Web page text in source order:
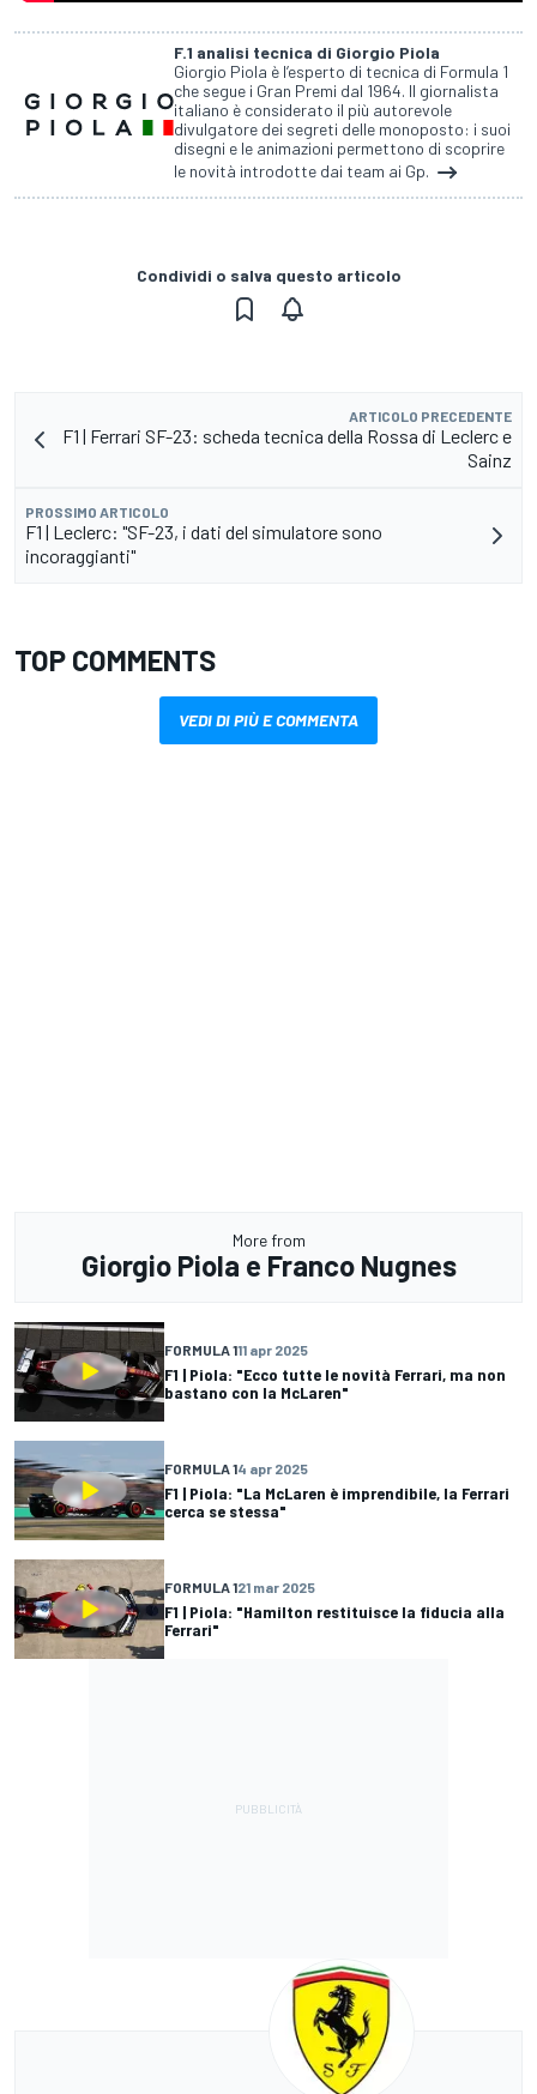
F.1 analisi tecnica di Giorgio Piola
Giorgio Piola è l’esperto di tecnica di Formula 1
che segue i Gran Premi dal 1964. Il giornalista
italiano è considerato il più autorevole
divulgatore dei segreti delle monoposto: i suoi
disegni e le animazioni permettono di scoprire
le novità introdotte dai team ai Gp.
Condividi o salva questo articolo
ARTICOLO PRECEDENTE
F1 | Ferrari SF-23: scheda tecnica della Rossa di Leclerc e
Sainz
PROSSIMO ARTICOLO
F1 | Leclerc: "SF-23, i dati del simulatore sono
incoraggianti"
TOP COMMENTS
VEDI DI PIÙ E COMMENTA
More from
Giorgio Piola e Franco Nugnes
FORMULA 111 apr 2025
F1 | Piola: "Ecco tutte le novità Ferrari, ma non
bastano con la McLaren"
FORMULA 14 apr 2025
F1 | Piola: "La McLaren è imprendibile, la Ferrari
cerca se stessa"
FORMULA 121 mar 2025
F1 | Piola: "Hamilton restituisce la fiducia alla
Ferrari"